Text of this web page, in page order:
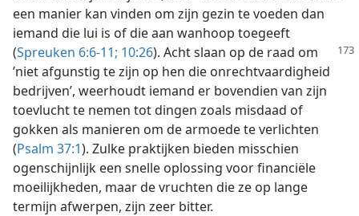
een manier kan vinden om zijn gezin te voeden dan
iemand die lui is of die aan wanhoop toegeeft
(Spreuken 6:6-11; 10:26). Achtslaan op de raad om
’niet afgunstig te zijn op hen die onrechtvaardigheid
bedrijven’, weerhoudt iemand er bovendien van zijn
toevlucht te nemen tot dingen zoals misdaad of
gokken als manieren om de armoede te verlichten
(Psalm 37:1). Zulke praktijken bieden misschien
ogenschijnlijk een snelle oplossing voor financiële
moeilijkheden, maar de vruchten die ze op lange
termijn afwerpen, zijn zeer bitter.